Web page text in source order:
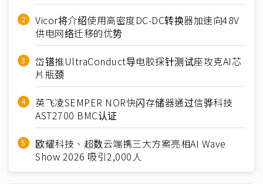
Vicor将介绍使用高密度DC-DC转换器加速向48V
供电网络迁移的优势
岱镨推UltraConduct导电胶探针测试座攻克AI芯
片瓶颈
英飞凌SEMPER NOR快闪存储器通过信骅科技
AST2700 BMC认证
欧耀科技、超数云端携三大方案亮相AI Wave
Show 2026 吸引2,000人